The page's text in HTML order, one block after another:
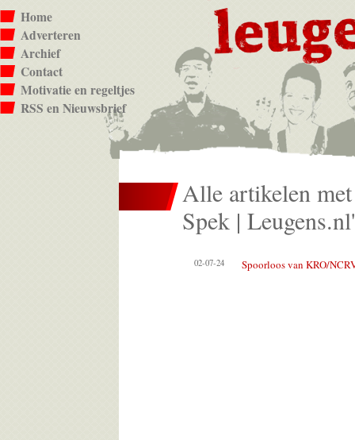
Home
Adverteren
Archief
Contact
Motivatie en regeltjes
RSS en Nieuwsbrief
Alle artikelen
Spek | Leugens.nl'
02-07-24 Spoorloos van KRO/